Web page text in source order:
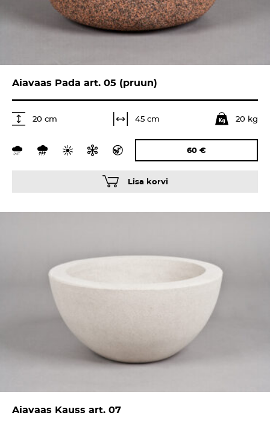
Aiavaas Pada art. 05 (pruun)
20 cm 45 cm 20 kg
60 €
Lisa korvi
Aiavaas Kauss art. 07